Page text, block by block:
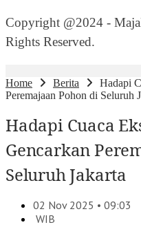
Copyright @2024 -
Rights Reserved.
Home Berita
Hadapi
Peremajaan Pohon di Seluruh
Hadapi Cuaca
Gencarkan
Seluruh Jakarta
02 Nov 2025 • 09:03
WIB